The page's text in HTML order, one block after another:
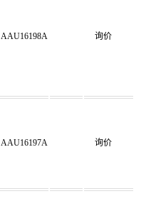
AAU16198A 询价
AAU16197A 询价